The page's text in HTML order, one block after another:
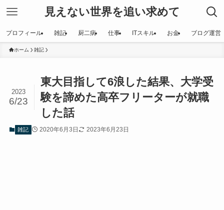
見えない世界を追い求めて
プロフィール 雑記 厨二病 仕事 ITスキル お金 ブログ運営
ホーム 雑記
東大目指して6浪した結果、大学受
験を諦めた高卒フリーターが就職
した話
2023
6/23
雑記 2020年6月3日 2023年6月23日